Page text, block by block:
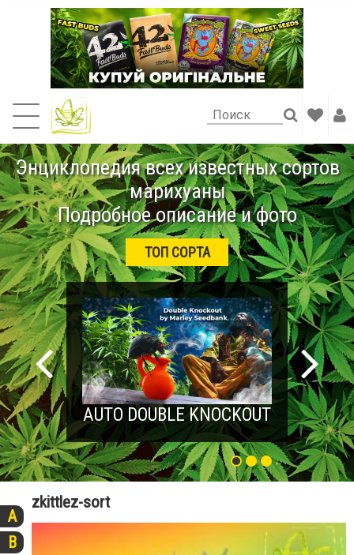
Энциклопедия всех известных сортов
марихуаны
Подробное описание и фото
ТОП СОРТА
AUTO DOUBLE KNOCKOUT
A
B
zkittlez-sort